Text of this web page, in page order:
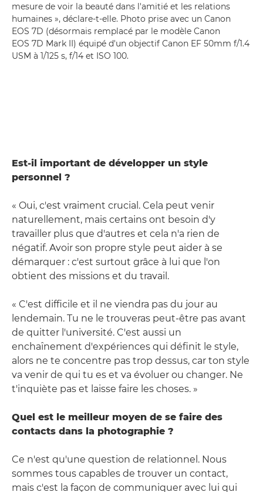
mesure de voir la beauté dans l'amitié et les relations
humaines », déclare-t-elle. Photo prise avec un Canon
EOS 7D (désormais remplacé par le modèle Canon
EOS 7D Mark II) équipé d'un objectif Canon EF 50mm f/1.4
USM à 1/125 s, f/14 et ISO 100.
Est-il important de développer un style
personnel ?
« Oui, c'est vraiment crucial. Cela peut venir
naturellement, mais certains ont besoin d'y
travailler plus que d'autres et cela n'a rien de
négatif. Avoir son propre style peut aider à se
démarquer : c'est surtout grâce à lui que l'on
obtient des missions et du travail.
« C'est difficile et il ne viendra pas du jour au
lendemain. Tu ne le trouveras peut-être pas avant
de quitter l'université. C'est aussi un
enchaînement d'expériences qui définit le style,
alors ne te concentre pas trop dessus, car ton style
va venir de qui tu es et va évoluer ou changer. Ne
t'inquiète pas et laisse faire les choses. »
Quel est le meilleur moyen de se faire des
contacts dans la photographie ?
Ce n'est qu'une question de relationnel. Nous
sommes tous capables de trouver un contact,
mais c'est la façon de communiquer avec lui qui